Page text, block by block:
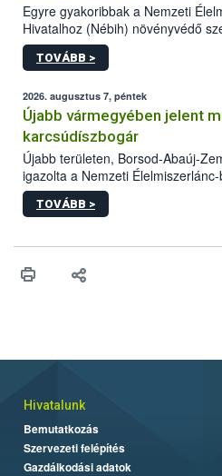
Egyre gyakoribbak a Nemzeti
Hivatalhoz (Nébih) növényvédő
honlapok kapcsán érkező
termékeket kínáló kéretlen online reklámok mennyisége is
összegyűjtötte az illegális
előforduló árulkodó jeleket,
vásárlás kockázatait.
TOVÁBB >
2026. augusztus 7, péntek
Újabb vármegyében jelent
karcsúdíszbogár
Újabb területen, Borsod-Abaúj-
igazolta a Nemzeti
kőrisrontó karcsúdíszbogár
kártevőt nem csak színcsapdában
az intenzív felderítést, emellett az
TOVÁBB >
Hivatalunk
Bemutatkozás
Szervezeti felépítés
Gazdálkodási adatok